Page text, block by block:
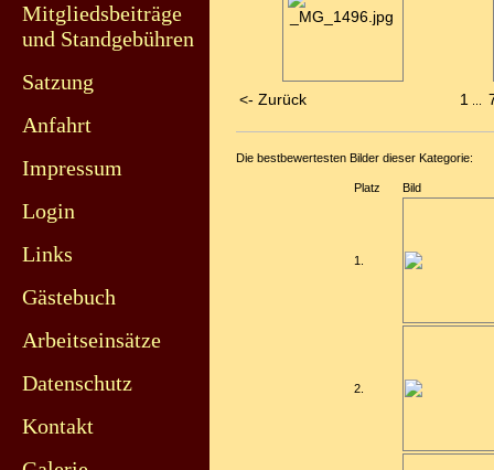
Mitgliedsbeiträge
und Standgebühren
Satzung
Anfahrt
Impressum
Login
Links
Gästebuch
Arbeitseinsätze
Datenschutz
Kontakt
<- Zurück 1
Die bestbewertesten Bilder dieser Kategorie:
Platz Bild
1.
2.